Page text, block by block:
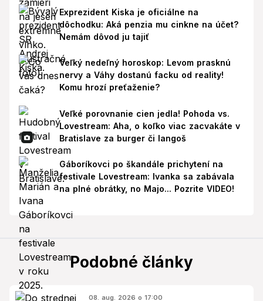
Exprezident Kiska je oficiálne na
dôchodku: Aká penzia mu cinkne na účet?
Nemám dôvod ju tajiť
Veľký nedeľný horoskop: Levom prasknú
nervy a Váhy dostanú facku od reality!
Komu hrozí preťaženie?
Veľké porovnanie cien jedla! Pohoda vs.
Lovestream: Aha, o koľko viac zacvakáte v
Bratislave za burger či langoš
Gáboríkovci po škandále prichytení na
festivale Lovestream: Ivanka sa zabávala
na plné obrátky, no Majo... Pozrite VIDEO!
Podobné články
08. aug. 2026 o 17:00